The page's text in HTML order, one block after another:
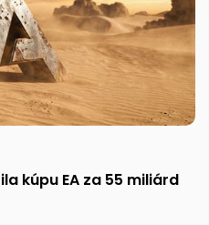
kúpu EA za 55 miliárd